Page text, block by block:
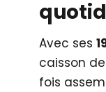
Avec ses
caisson
fois